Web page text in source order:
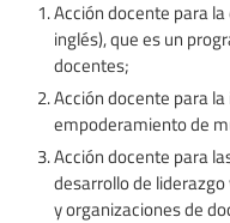
Acción docente para la
inglés), que es un
docentes;
Acción docente para la
empoderamiento de
Acción docente para
desarrollo de
y organizaciones de